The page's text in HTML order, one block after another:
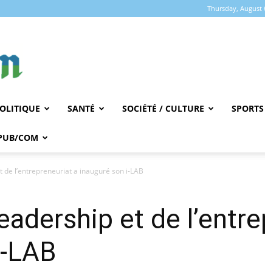
Thursday, August
SANTÉ SOCIÉTÉ / CULTURE SPORTS
COM
l’entrepreneuriat a inauguré son i-LAB
et de